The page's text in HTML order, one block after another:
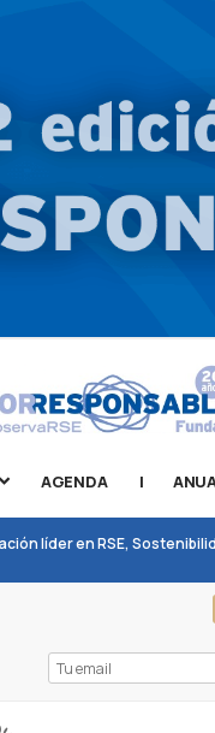
AGENDA |
líder en RSE,